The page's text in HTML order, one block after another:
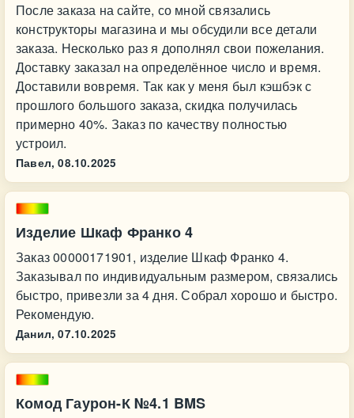
После заказа на сайте, со мной связались
конструкторы магазина и мы обсудили все детали
заказа. Несколько раз я дополнял свои пожелания.
Доставку заказал на определённое число и время.
Доставили вовремя. Так как у меня был кэшбэк с
прошлого большого заказа, скидка получилась
примерно 40%. Заказ по качеству полностью
устроил.
Павел, 08.10.2025
Изделие Шкаф Франко 4
Заказ 00000171901, изделие Шкаф Франко 4.
Заказывал по индивидуальным размером, связались
быстро, привезли за 4 дня. Собрал хорошо и быстро.
Рекомендую.
Данил, 07.10.2025
Комод Гаурон-К №4.1 BMS